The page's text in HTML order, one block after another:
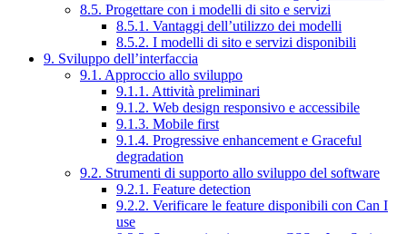
8.5. Progettare con i modelli di sito e servizi
8.5.1. Vantaggi dell’utilizzo dei modelli
8.5.2. I modelli di sito e servizi disponibili
9. Sviluppo dell’interfaccia
9.1. Approccio allo sviluppo
9.1.1. Attività preliminari
9.1.2. Web design responsivo e accessibile
9.1.3. Mobile first
9.1.4. Progressive enhancement e Graceful
degradation
9.2. Strumenti di supporto allo sviluppo del software
9.2.1. Feature detection
9.2.2. Verificare le feature disponibili con Can I
use